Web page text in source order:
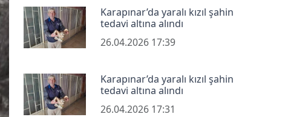
Karapınar’da yaralı kızıl şahin
tedavi altına alındı
26.04.2026 17:39
Karapınar’da yaralı kızıl şahin
tedavi altına alındı
26.04.2026 17:31